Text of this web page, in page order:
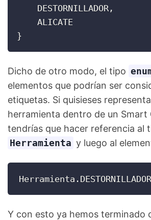
    DESTORNILLADOR
,
}
Dicho de otro modo, el tipo
elementos que podrían ser
etiquetas. Si quisieses
herramienta dentro de un Smart
tendrías que hacer referencia al
Herramienta y luego al
Herramienta . DESTORNILLADOR
Y con esto ya hemos terminado